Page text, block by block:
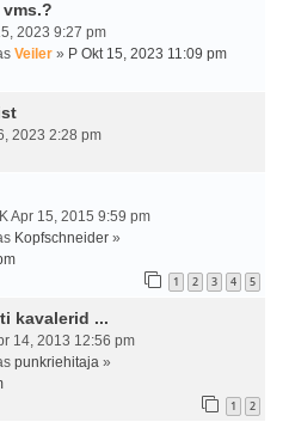
2023 9:27 pm
Veiler » P Okt 15, 2023 11:09 pm
2023 2:28 pm
Apr 15, 2015 9:59 pm
Kopfschneider »
1 2 3 4 5
kavalerid ...
14, 2013 12:56 pm
punkriehitaja »
1 2